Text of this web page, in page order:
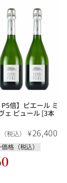
P5倍】ピエール ミ
ェ ピュール [3本
税込） ¥26,400
格（税込）